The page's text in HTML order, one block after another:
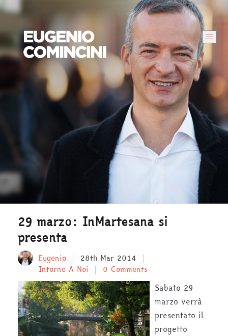
29 marzo: InMartesana si
presenta
Eugenio
28th Mar 2014
Intorno A Noi
0 Comments
Sabato 29
marzo verrà
presentato il
progetto